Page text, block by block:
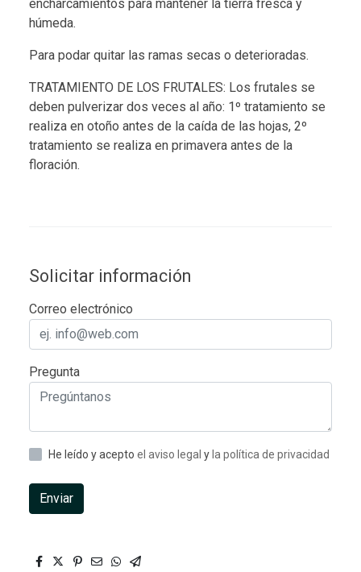
encharcamientos para mantener la tierra fresca y
húmeda.
Para podar quitar las ramas secas o deterioradas.
TRATAMIENTO DE LOS FRUTALES: Los frutales se
deben pulverizar dos veces al año: 1º tratamiento se
realiza en otoño antes de la caída de las hojas, 2º
tratamiento se realiza en primavera antes de la
floración.
Solicitar información
Correo electrónico
Pregunta
He leído y acepto el aviso legal y la política de privacidad
Enviar